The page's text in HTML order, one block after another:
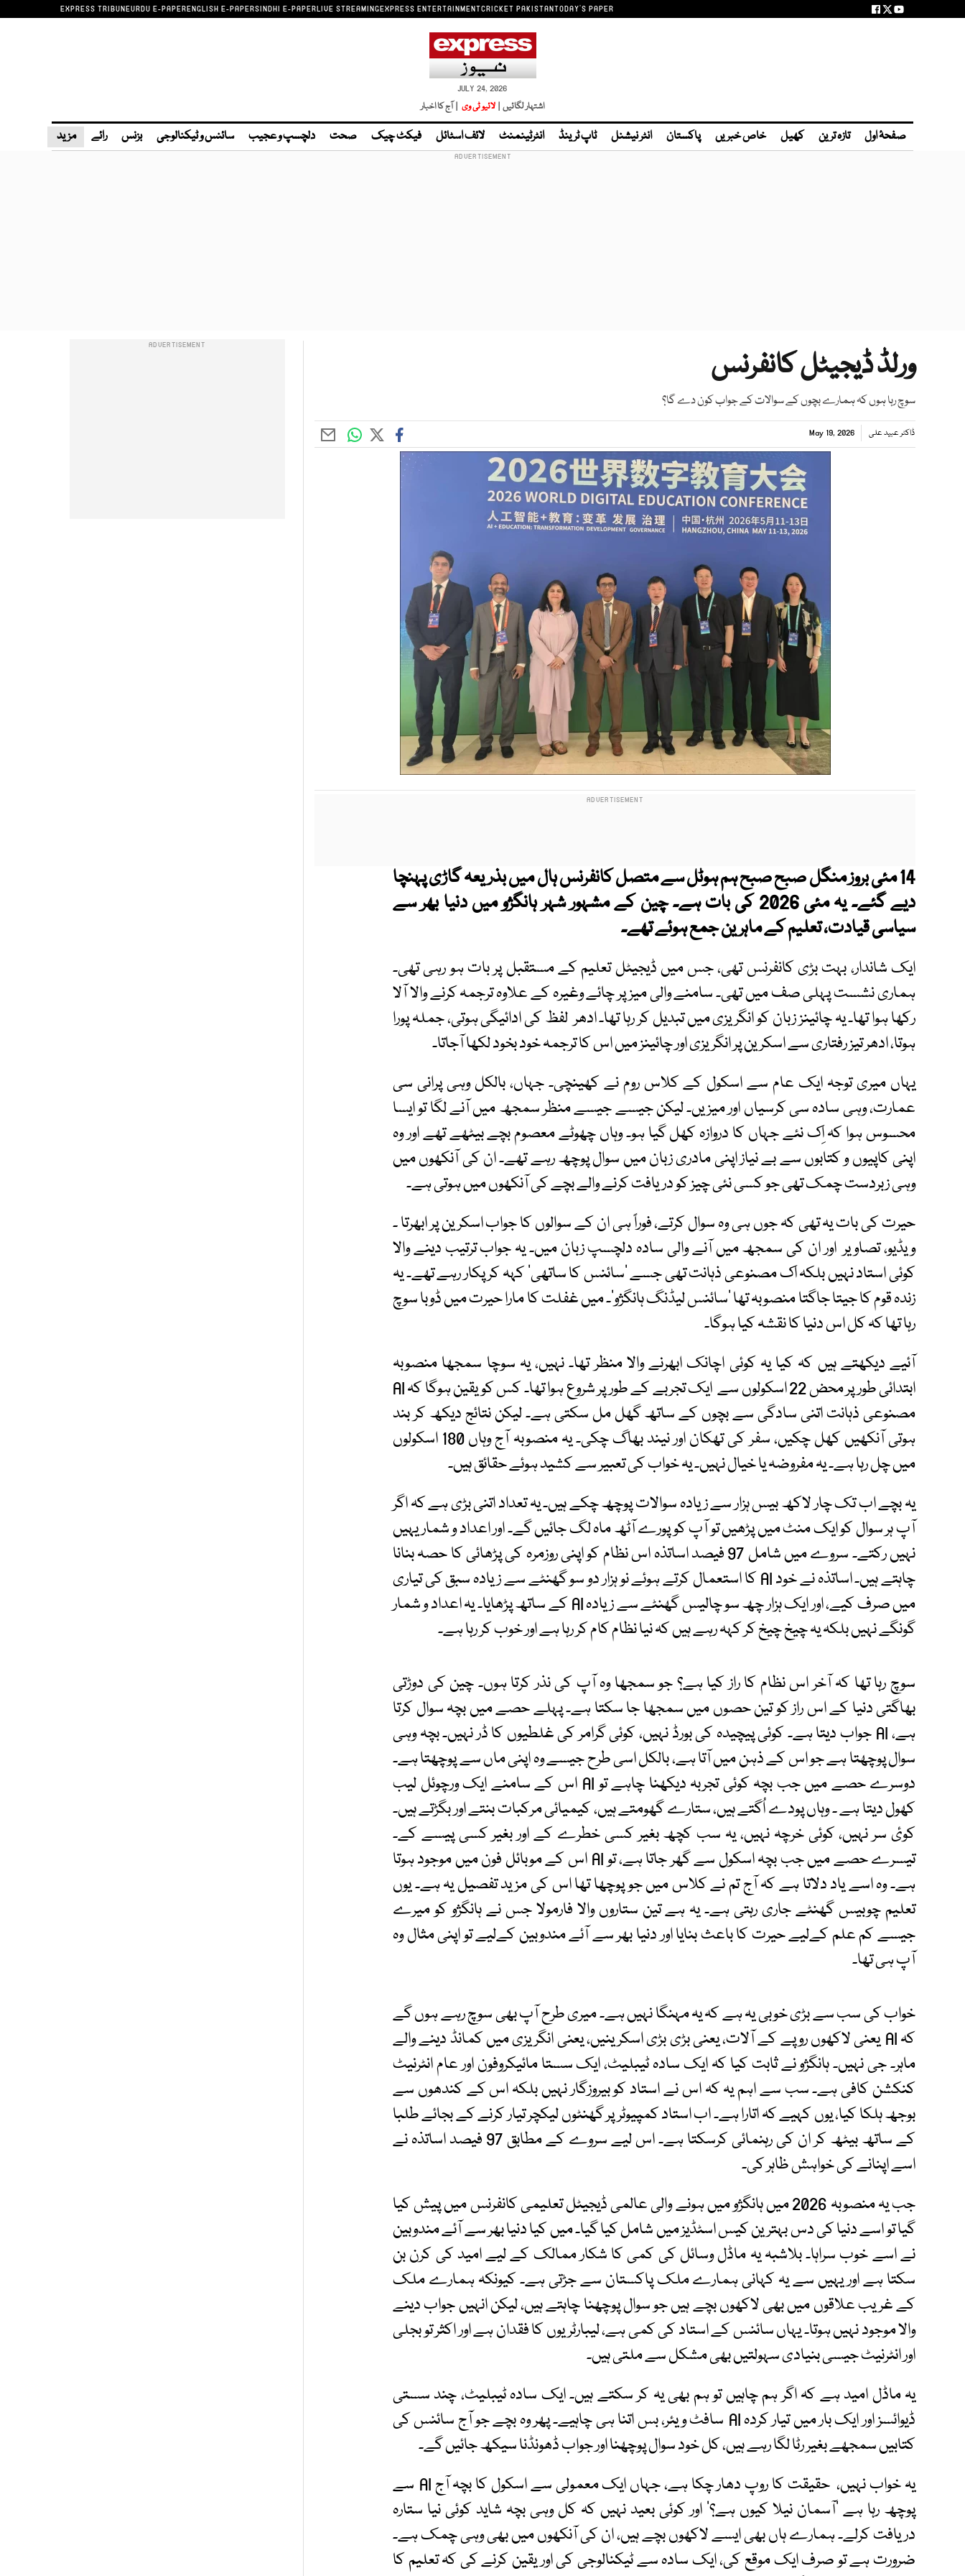
EXPRESS TRIBUNEURDU E-PAPERENGLISH E-PAPERSINDHI E-PAPERLIVE STREAMINGEXPRESS ENTERTAINMENTCRICKET PAKISTANTODAY'S PAPER
JULY 24, 2026
اشتہار لگائیں | لائیو ٹی وی | آج کا اخبار
صفحۂ اول تازہ ترین کھیل خاص خبریں پاکستان انٹر نیشنل ٹاپ ٹرینڈ انٹرٹینمنٹ لائف اسٹائل فیکٹ چیک صحت دلچسپ و عجیب سائنس و ٹیکنالوجی بزنس رائے مزید
ورلڈ ڈیجیٹل کانفرنس
سوچ رہا ہوں کہ ہمارے بچوں کے سوالات کے جواب کون دے گا؟
ڈاکٹر عبید علی May 19, 2026
14 مئی بروز منگل صبح صبح ہم ہوٹل سے متصل کانفرنس ہال میں بذریعہ گاڑی پہنچا
دیے گئے۔ یہ مئی 2026 کی بات ہے۔ چین کے مشہور شہر ہانگژو میں دنیا بھر سے
سیاسی قیادت، تعلیم کے ماہرین جمع ہوئے تھے۔
ایک شاندار، بہت بڑی کانفرنس تھی، جس میں ڈیجیٹل تعلیم کے مستقبل پر بات ہو رہی تھی۔
ہماری نشست پہلی صف میں تھی۔ سامنے والی میز پر چائے وغیرہ کے علاوہ ترجمہ کرنے والا آلا
رکھا ہوا تھا۔ یہ چائینز زبان کو انگریزی میں تبدیل کر رہا تھا۔ ادھر لفظ کی ادائیگی ہوتی، جملہ پورا
ہوتا، ادھر تیز رفتاری سے اسکرین پر انگریزی اور چائینز میں اس کا ترجمہ خود بخود لکھا آجاتا۔
یہاں میری توجہ ایک عام سے اسکول کے کلاس روم نے کھینچی۔ جہاں، بالکل وہی پرانی سی
عمارت، وہی سادہ سی کرسیاں اور میزیں۔ لیکن جیسے جیسے منظر سمجھ میں آنے لگا تو ایسا
محسوس ہوا کہ اِک نئے جہاں کا دروازہ کھل گیا ہو۔ وہاں چھوٹے معصوم بچے بیٹھے تھے اور وہ
اپنی کاپیوں و کتابوں سے بے نیاز اپنی مادری زبان میں سوال پوچھ رہے تھے۔ ان کی آنکھوں میں
وہی زبردست چمک تھی جو کسی نئی چیز کو دریافت کرنے والے بچے کی آنکھوں میں ہوتی ہے۔
حیرت کی بات یہ تھی کہ جوں ہی وہ سوال کرتے، فوراً ہی ان کے سوالوں کا جواب اسکرین پر ابھرتا ۔
ویڈیو، تصاویر اور ان کی سمجھ میں آنے والی سادہ دلچسپ زبان میں۔ یہ جواب ترتیب دینے والا
کوئی استاد نہیں بلکہ اک مصنوعی ذہانت تھی جسے ’سائنس کا ساتھی‘ کہہ کر پکار رہے تھے۔ یہ
زندہ قوم کا جیتا جاگتا منصوبہ تھا ’سائنس لیڈنگ ہانگژو‘۔ میں غفلت کا مارا حیرت میں ڈوبا سوچ
رہا تھا کہ کل اس دنیا کا نقشہ کیا ہوگا۔
آئیے دیکھتے ہیں کہ کیا یہ کوئی اچانک ابھرنے والا منظر تھا۔ نہیں، یہ سوچا سمجھا منصوبہ
ابتدائی طور پر محض 22 اسکولوں سے ایک تجربے کے طور پر شروع ہوا تھا۔ کس کو یقین ہوگا کہ AI
مصنوعی ذہانت اتنی سادگی سے بچوں کے ساتھ گھل مل سکتی ہے۔ لیکن نتائج دیکھ کر بند
ہوتی آنکھیں کھل چکیں، سفر کی تھکان اور نیند بھاگ چکی۔ یہ منصوبہ آج وہاں 180 اسکولوں
میں چل رہا ہے۔ یہ مفروضہ یا خیال نہیں۔ یہ خواب کی تعبیر سے کشید ہوئے حقائق ہیں۔
یہ بچے اب تک چار لاکھ بیس ہزار سے زیادہ سوالات پوچھ چکے ہیں۔ یہ تعداد اتنی بڑی ہے کہ اگر
آپ ہر سوال کو ایک منٹ میں پڑھیں تو آپ کو پورے آٹھ ماہ لگ جائیں گے۔ اور اعداد و شمار یہیں
نہیں رکتے۔ سروے میں شامل 97 فیصد اساتذہ اس نظام کو اپنی روزمرہ کی پڑھائی کا حصہ بنانا
چاہتے ہیں۔ اساتذہ نے خود AI کا استعمال کرتے ہوئے نو ہزار دو سو گھنٹے سے زیادہ سبق کی تیاری
میں صرف کیے، اور ایک ہزار چھ سو چالیس گھنٹے سے زیادہ AI کے ساتھ پڑھایا۔ یہ اعداد و شمار
گونگے نہیں بلکہ یہ چیخ چیخ کر کہہ رہے ہیں کہ نیا نظام کام کر رہا ہے اور خوب کر رہا ہے۔
سوچ رہا تھا کہ آخر اس نظام کا راز کیا ہے؟ جو سمجھا وہ آپ کی نذر کرتا ہوں۔ چین کی دوڑتی
بھاگتی دنیا کے اس راز کو تین حصوں میں سمجھا جا سکتا ہے۔ پہلے حصے میں بچہ سوال کرتا
ہے، AI جواب دیتا ہے۔ کوئی پیچیدہ کی بورڈ نہیں، کوئی گرامر کی غلطیوں کا ڈر نہیں۔ بچہ وہی
سوال پوچھتا ہے جو اس کے ذہن میں آتا ہے، بالکل اسی طرح جیسے وہ اپنی ماں سے پوچھتا ہے۔
دوسرے حصے میں جب بچہ کوئی تجربہ دیکھنا چاہے تو AI اس کے سامنے ایک ورچوئل لیب
کھول دیتا ہے ۔ وہاں پودے اُگتے ہیں، ستارے گھومتے ہیں، کیمیائی مرکبات بنتے اور بگڑتے ہیں۔
کوئ سر نہیں، کوئی خرچہ نہیں، یہ سب کچھ بغیر کسی خطرے کے اور بغیر کسی پیسے کے۔
تیسرے حصے میں جب بچہ اسکول سے گھر جاتا ہے، تو AI اس کے موبائل فون میں موجود ہوتا
ہے۔ وہ اسے یاد دلاتا ہے کہ آج تم نے کلاس میں جو پوچھا تھا اس کی مزید تفصیل یہ ہے۔ یوں
تعلیم چوبیس گھنٹے جاری رہتی ہے۔ یہ ہے تین ستاروں والا فارمولا جس نے ہانگژو کو میرے
جیسے کم علم کےلیے حیرت کا باعث بنایا اور دنیا بھر سے آئے مندوبین کےلیے تو اپنی مثال وہ
آپ ہی تھا۔
خواب کی سب سے بڑی خوبی یہ ہے کہ یہ مہنگا نہیں ہے۔ میری طرح آپ بھی سوچ رہے ہوں گے
کہ AI یعنی لاکھوں روپے کے آلات، یعنی بڑی بڑی اسکرینیں، یعنی انگریزی میں کمانڈ دینے والے
ماہر۔ جی نہیں۔ ہانگژو نے ثابت کیا کہ ایک سادہ ٹیبلیٹ، ایک سستا مائیکروفون اور عام انٹرنیٹ
کنکشن کافی ہے۔ سب سے اہم یہ کہ اس نے استاد کو بیروزگار نہیں بلکہ اس کے کندھوں سے
بوجھ ہلکا کیا، یوں کہیے کہ اتارا ہے۔ اب استاد کمپیوٹر پر گھنٹوں لیکچر تیار کرنے کے بجائے طلبا
کے ساتھ بیٹھ کر ان کی رہنمائی کرسکتا ہے۔ اس لیے سروے کے مطابق 97 فیصد اساتذہ نے
اسے اپنانے کی خواہش ظاہر کی۔
جب یہ منصوبہ 2026 میں ہانگژو میں ہونے والی عالمی ڈیجیٹل تعلیمی کانفرنس میں پیش کیا
گیا تو اسے دنیا کی دس بہترین کیس اسٹڈیز میں شامل کیا گیا۔ میں کیا دنیا بھر سے آئے مندوبین
نے اسے خوب سراہا۔ بلاشبہ یہ ماڈل وسائل کی کمی کا شکار ممالک کے لیے امید کی کرن بن
سکتا ہے اور یہیں سے یہ کہانی ہمارے ملک پاکستان سے جڑتی ہے۔ کیونکہ ہمارے ملک
کے غریب علاقوں میں بھی لاکھوں بچے ہیں جو سوال پوچھنا چاہتے ہیں، لیکن انہیں جواب دینے
والا موجود نہیں ہوتا۔ یہاں سائنس کے استاد کی کمی ہے، لیبارٹریوں کا فقدان ہے اور اکثر تو بجلی
اور انٹرنیٹ جیسی بنیادی سہولتیں بھی مشکل سے ملتی ہیں۔
یہ ماڈل امید ہے کہ اگر ہم چاہیں تو ہم بھی یہ کر سکتے ہیں۔ ایک سادہ ٹیبلیٹ، چند سستی
ڈیوائسز اور ایک بار میں تیار کردہ AI سافٹ ویئر، بس اتنا ہی چاہیے۔ پھر وہ بچے جو آج سائنس کی
کتابیں سمجھے بغیر رٹا لگا رہے ہیں، کل خود سوال پوچھنا اور جواب ڈھونڈنا سیکھ جائیں گے۔
یہ خواب نہیں، حقیقت کا روپ دھار چکا ہے، جہاں ایک معمولی سے اسکول کا بچہ آج AI سے
پوچھ رہا ہے ’آسمان نیلا کیوں ہے؟‘ اور کوئی بعید نہیں کہ کل وہی بچہ شاید کوئی نیا ستارہ
دریافت کرلے۔ ہمارے ہاں بھی ایسے لاکھوں بچے ہیں، ان کی آنکھوں میں بھی وہی چمک ہے۔
ضرورت ہے تو صرف ایک موقع کی، ایک سادہ سے ٹیکنالوجی کی اور یقین کرنے کی کہ تعلیم کا